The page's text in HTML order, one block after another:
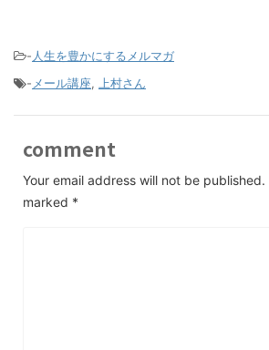
- 人生を豊かにするメルマガ
- メール講座, 上村さん
comment
Your email address will not be published.
marked *